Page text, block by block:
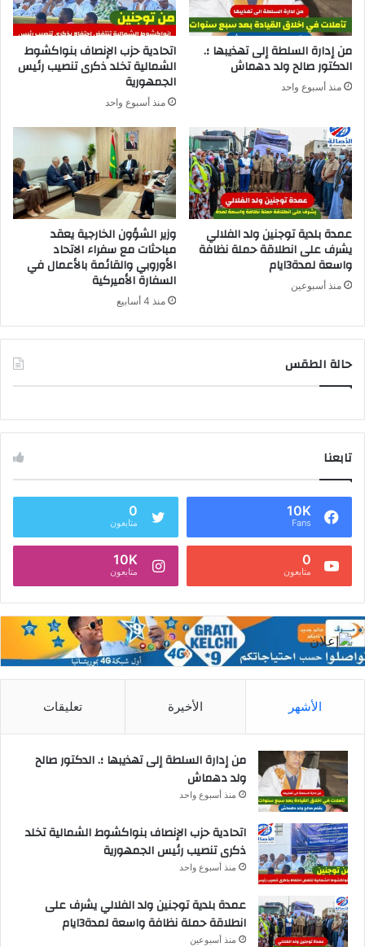
من إدارة السلطة إلى تهذيبها ؛.
الدكتور صالح ولد دهماش
منذ أسبوع واحد
اتحادية حزب الإنصاف بنواكشوط
الشمالية تخلد ذكرى تنصيب رئيس
الجمهورية
منذ أسبوع واحد
عمدة بلدية توجنين ولد الفلالي
يشرف على انطلاقة حملة نظافة
واسعة لمدة3ايام
منذ أسبوعين
وزير الشؤون الخارجية يعقد
مباحثات مع سفراء الاتحاد
الأوروبي والقائمة بالأعمال في
السفارة الأميركية
منذ 4 أسابيع
حالة الطقس
تابعنا
10K
Fans
0
متابعون
0
متابعون
10K
متابعون
الأشهر الأخيرة تعليقات
من إدارة السلطة إلى تهذيبها ؛. الدكتور صالح
ولد دهماش
منذ أسبوع واحد
اتحادية حزب الإنصاف بنواكشوط الشمالية تخلد
ذكرى تنصيب رئيس الجمهورية
منذ أسبوع واحد
عمدة بلدية توجنين ولد الفلالي يشرف على
انطلاقة حملة نظافة واسعة لمدة3ايام
منذ أسبوعين